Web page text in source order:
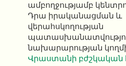
ամբողջությամբ
Դրա իրականացման և
վերահսկողության
նախարարության
Վրաստանի բժշկական